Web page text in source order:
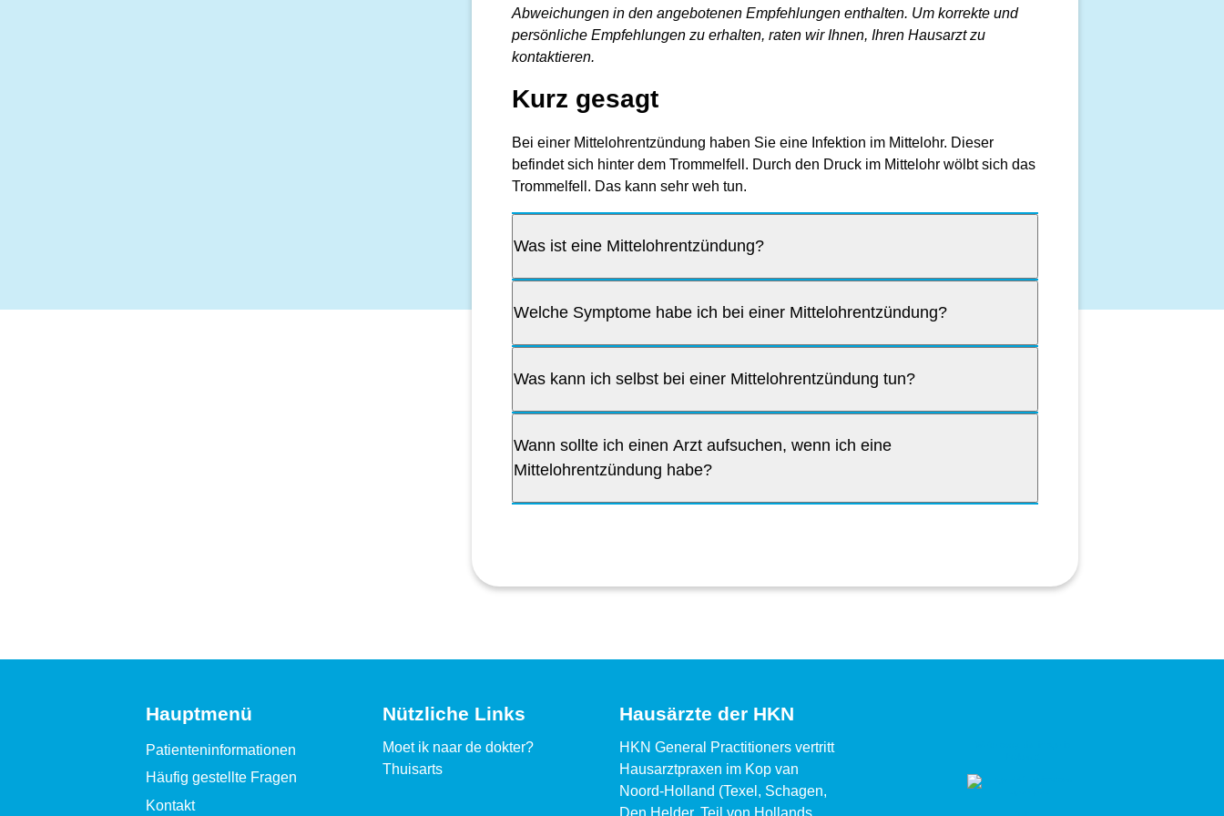
Abweichungen in den angebotenen Empfehlungen enthalten. Um korrekte und
persönliche Empfehlungen zu erhalten, raten wir Ihnen, Ihren Hausarzt zu
kontaktieren.
Kurz gesagt
Bei einer Mittelohrentzündung haben Sie eine Infektion im Mittelohr. Dieser
befindet sich hinter dem Trommelfell. Durch den Druck im Mittelohr wölbt sich das
Trommelfell. Das kann sehr weh tun.
Was ist eine Mittelohrentzündung?
Welche Symptome habe ich bei einer Mittelohrentzündung?
Was kann ich selbst bei einer Mittelohrentzündung tun?
Wann sollte ich einen Arzt aufsuchen, wenn ich eine
Mittelohrentzündung habe?
Hauptmenü
Patienteninformationen
Häufig gestellte Fragen
Kontakt
Nützliche Links
Moet ik naar de dokter?
Thuisarts
Hausärzte der HKN
HKN General Practitioners vertritt
Hausarztpraxen im Kop van
Noord-Holland (Texel, Schagen,
Den Helder, Teil von Hollands